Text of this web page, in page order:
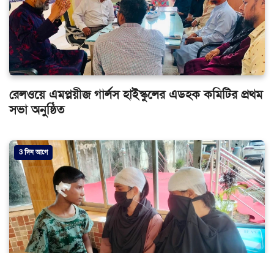
রেলওয়ে এমপ্লয়ীজ গার্লস হাইস্কুলের এডহক কমিটির প্রথম
সভা অনুষ্ঠিত
3 দিন আগে